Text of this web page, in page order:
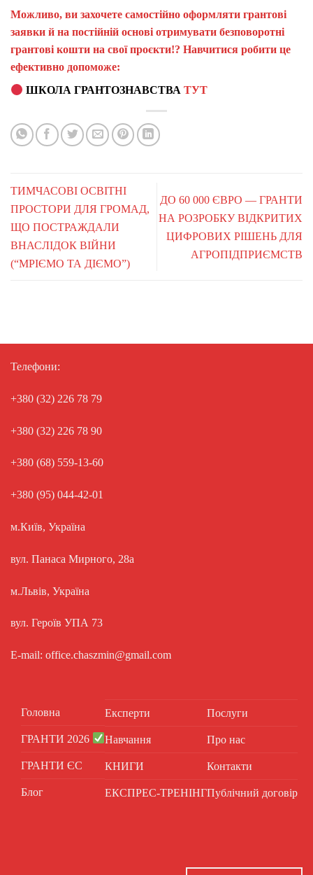
Можливо, ви захочете самостійно оформляти грантові
заявки й на постійній основі отримувати безповоротні
грантові кошти на свої проєкти!? Навчитися робити це
ефективно допоможе:
ШКОЛА ГРАНТОЗНАВСТВАТУТ
ТИМЧАСОВІ ОСВІТНІ
ПРОСТОРИ ДЛЯ ГРОМАД,
ЩО ПОСТРАЖДАЛИ
ВНАСЛІДОК ВІЙНИ
(“МРІЄМО ТА ДІЄМО”)
ДО 60 000 ЄВРО — ГРАНТИ
НА РОЗРОБКУ ВІДКРИТИХ
ЦИФРОВИХ РІШЕНЬ ДЛЯ
АГРОПІДПРИЄМСТВ
Телефони:
+380 (32) 226 78 79
+380 (32) 226 78 90
+380 (68) 559-13-60
+380 (95) 044-42-01
м.Київ, Україна
вул. Панаса Мирного, 28а
м.Львів, Україна
вул. Героїв УПА 73
E-mail: office.chaszmin@gmail.com
Головна
ГРАНТИ 2026
ГРАНТИ ЄС
Блог
Експерти
Навчання
КНИГИ
ЕКСПРЕС-ТРЕНІНГ
Послуги
Про нас
Контакти
Публічний договір